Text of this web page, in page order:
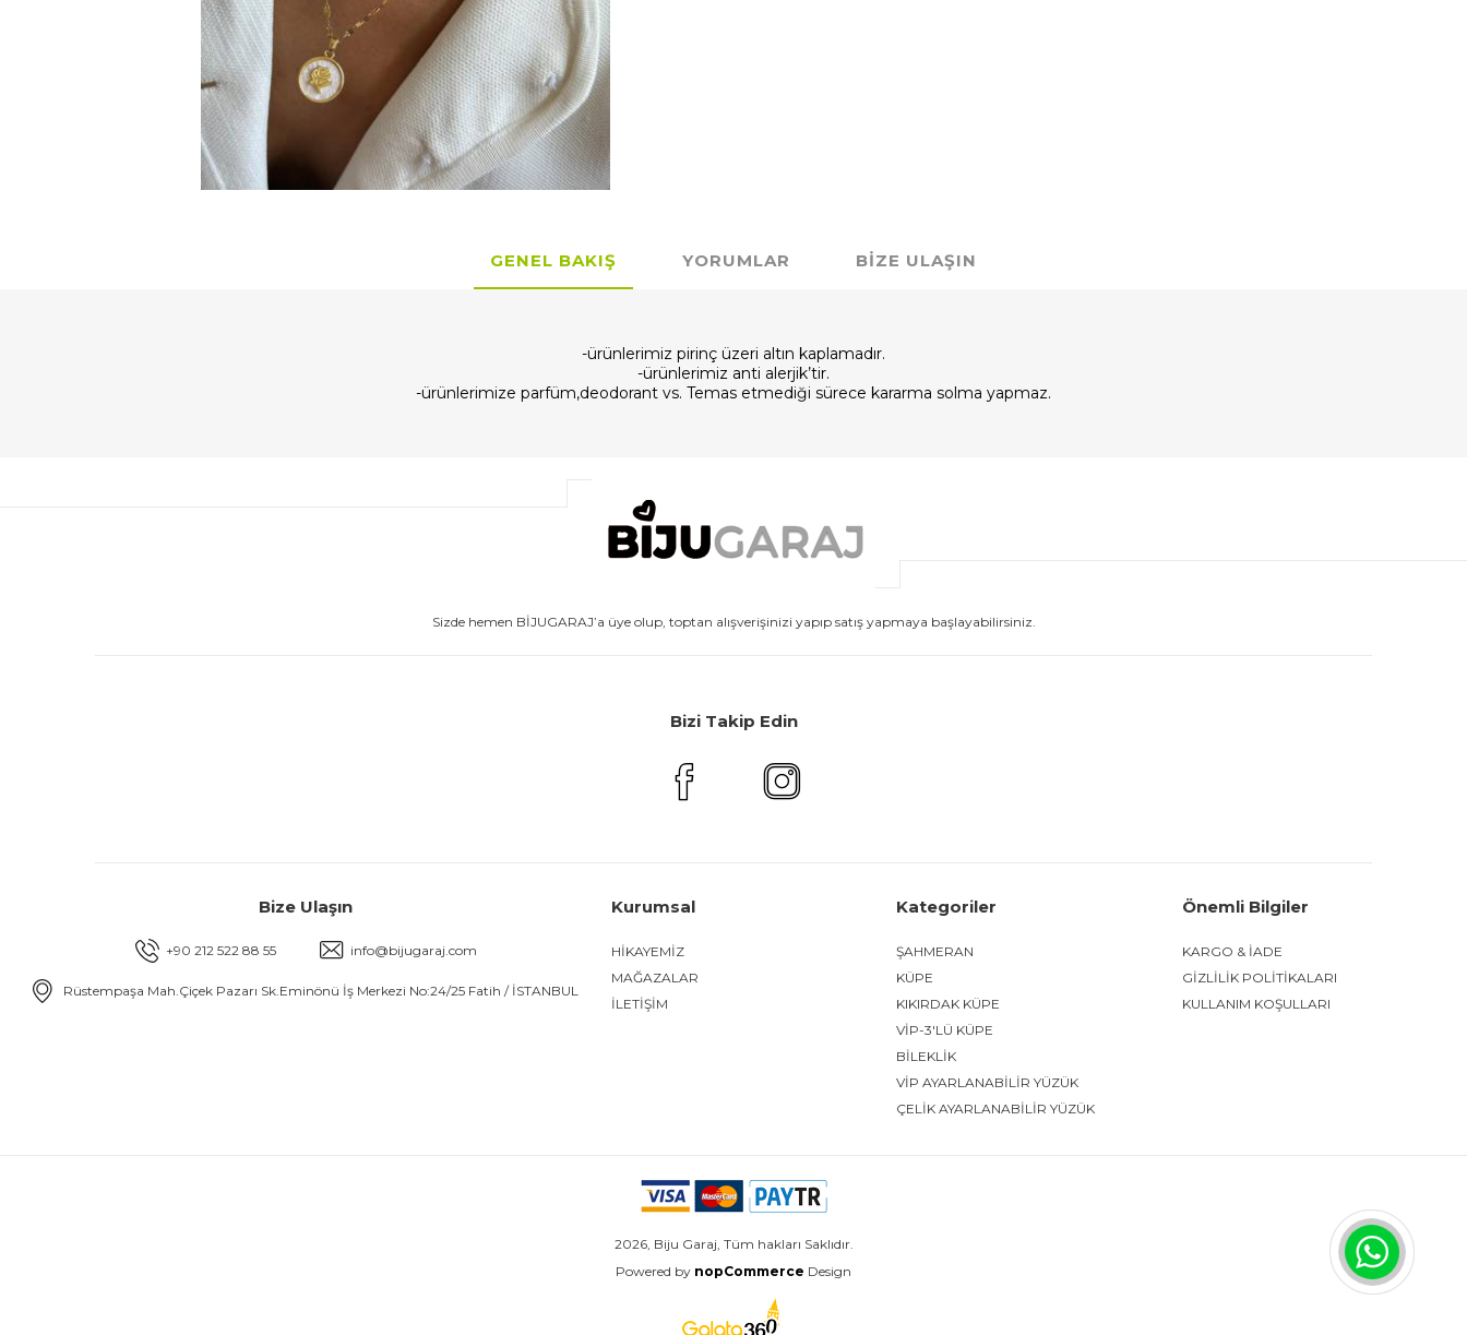
GENEL BAKIŞ YORUMLAR BIZE ULAŞIN
-ürünlerimiz pirinç üzeri altın kaplamadır.
-ürünlerimiz anti alerjik’tir.
-ürünlerimize parfüm,deodorant vs. Temas etmediği sürece kararma solma yapmaz.
Sizde hemen BİJUGARAJ’a üye olup, toptan alışverişinizi yapıp satış yapmaya başlayabilirsiniz.
Bizi Takip Edin
Bize Ulaşın
+90 212 522 88 55 info@bijugaraj.com
Rüstempaşa Mah.Çiçek Pazarı Sk.Eminönü İş Merkezi No:24/25 Fatih / İSTANBUL
Kurumsal
HİKAYEMİZ
MAĞAZALAR
İLETİŞİM
Kategoriler
ŞAHMERAN
KÜPE
KIKIRDAK KÜPE
VİP-3'LÜ KÜPE
BİLEKLİK
VİP AYARLANABİLİR YÜZÜK
ÇELİK AYARLANABİLİR YÜZÜK
Önemli Bilgiler
KARGO & İADE
GİZLİLİK POLİTİKALARI
KULLANIM KOŞULLARI
2026, Biju Garaj, Tüm hakları Saklıdır.
Powered by nopCommerce Design